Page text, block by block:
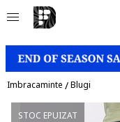
Imbracaminte /Blugi
STOC EPUIZAT